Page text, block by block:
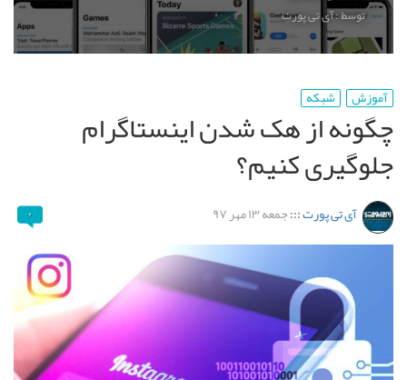
توسط : آی تی پورت
آموزش شبکه
چگونه از هک شدن اینستاگرام
جلوگیری کنیم؟
آی تی پورت:::جمعه ۱۳ مهر ۹۷ ۰